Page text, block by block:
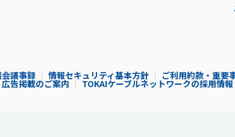
議事録 情報セキュリティ基本方針 ご利用約款・重要
広告掲載のご案内 TOKAIケーブルネットワークの採用情報